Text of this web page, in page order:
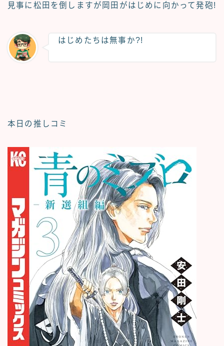
見事に松田を倒しますが岡田がはじめに向かって発砲!
はじめたちは無事か?!
本日の推しコミ